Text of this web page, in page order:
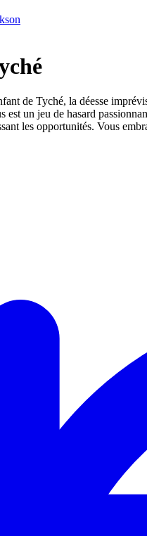
de Tyché, la déesse
un jeu de hasard
les opportunités. Vous